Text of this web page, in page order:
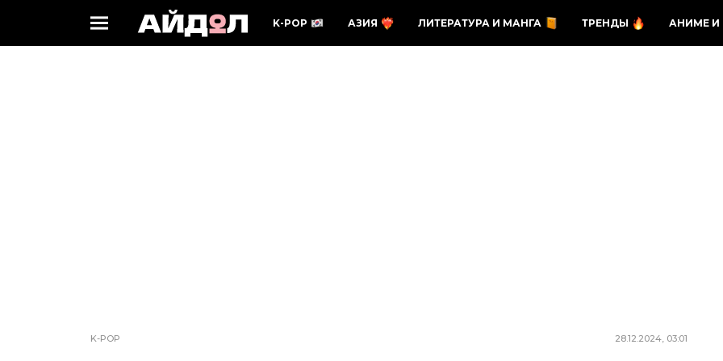
K-POP АЗИЯ ЛИТЕРАТУРА И МАНГА ТРЕНДЫ АНИМЕ И
K-POP 28.12.2024, 03:01